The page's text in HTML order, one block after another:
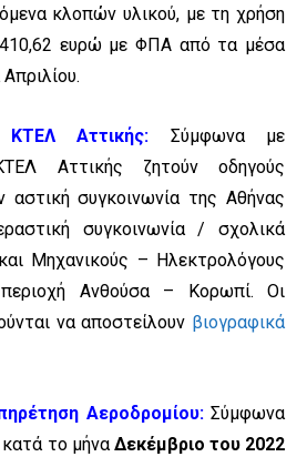
κλοπών υλικού, με τη χρήση
ευρώ με ΦΠΑ από τα μέσα
Αττικής: Σύμφωνα με
Αττικής ζητούν οδηγούς
αστική συγκοινωνία της Αθήνας
συγκοινωνία / σχολικά
Μηχανικούς – Ηλεκτρολόγους
Ανθούσα – Κορωπί. Οι
να αποστείλουν βιογραφικά
Αεροδρομίου:Σύμφωνα
το μήναΔεκέμβριο του 2022